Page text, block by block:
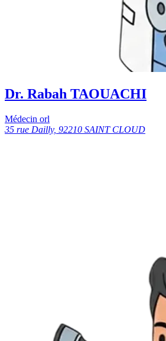
Dr. Rabah TAOUACHI
Médecin orl
35 rue Dailly, 92210 SAINT CLOUD